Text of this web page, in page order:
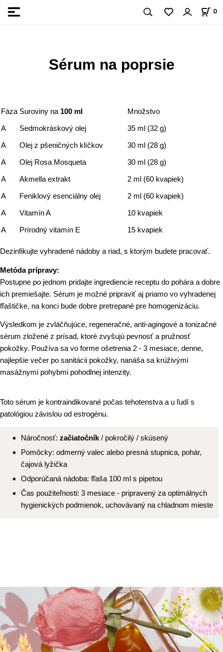
0
Sérum na poprsie
Fáza Suroviny na 100 ml
Množstvo
A
Sedmokráskový olej
35 ml (32 g)
A
Olej z pšeničných klíčkov
30 ml (28 g)
A
Olej Rosa Mosqueta
30 ml (28 g)
A
Akmella extrakt
2 ml (60 kvapiek)
A
Feniklový esenciálny olej
2 ml (60 kvapiek)
A
Vitamín A
10 kvapiek
A
Prírodný vitamín E 15 kvapiek
Dezinfikujte vyhradené nádoby a riad, s ktorým budete pracovať.
Metóda prípravy:
Postupne po jednom pridajte ingrediencie receptu do pohára a dobre
ich premiešajte. Sérum je možné pripraviť aj priamo vo vyhradenej
fľaštičke, na konci bude dobre pretrepané pre homogenizáciu.
Výsledkom je zvláčňujúce, regeneračné, anti-agingové a tonizačné
sérum zložené z prísad, ktoré zvyšujú pevnosť a pružnosť
pokožky. Používa sa vo forme ošetrenia 2 - 3 mesiace, denne,
najlepšie večer po sanitácii pokožky, nanáša sa krúživými
masážnymi pohybmi pohodlnej intenzity.
Toto sérum je kontraindikované počas tehotenstva a u ľudí s
patológiou závislou od estrogénu.
Náročnosť: začiatočník / pokročilý / skúsený
Pomôcky: odmerný valec alebo presná stupnica, pohár,
čajová lyžička
Odporúčaná nádoba: fľaša 100 ml s pipetou
Čas použiteľnosti: 3 mesiace - pripravený za optimálnych
hygienických podmienok, uchovávaný na chladnom mieste